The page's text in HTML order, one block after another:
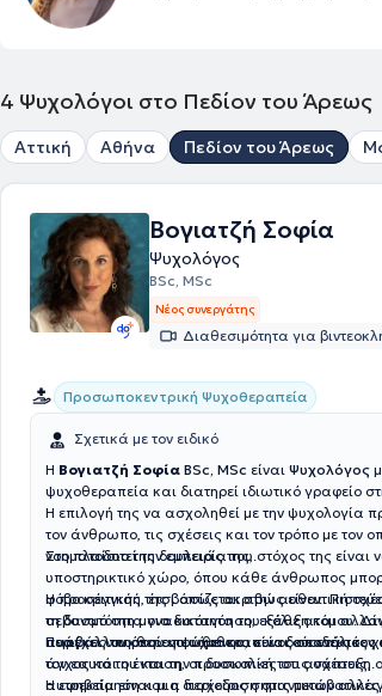
4 Ψυχολόγοι στο Πεδίον του Άρεως
Αττική Αθήνα Πεδίον του Άρεως
Βογιατζή Σοφία
Ψυχολόγος
BSc, MSc
Νέος συνεργάτης
Διαθεσιμότητα για
Προσωποκεντρική Ψυχοθεραπεία
Σχετικά με τον ειδικό
Η Βογιατζή Σοφία BSc, MSc είναι Ψυχολόγος
ψυχοθεραπεία και διατηρεί ιδιωτικό γραφείο
Η επιλογή της να ασχοληθεί με την ψυχολογία
τον άνθρωπο, τις σχέσεις και τον τρόπο με τον
νοηματοδοτεί την εμπειρία του.
Στο πλαίσιο της δουλειάς της, στόχος της
υποστηρικτικό χώρο, όπου κάθε άνθρωπος
φόβο κριτικής, έτσι όπως ακριβώς είναι.
τη δυνατότητα για κατανόηση, εξέλιξη και
περιβάλλον όπου νοιώθει και είναι αποδεκτός
Η προσέγγισή της βασίζεται στην αυθεντική
σεβασμό στη μοναδικότητα του κάθε ατόμου.
ανάγκες του θεραπευόμενου, συνοδεύοντάς τον
τον εαυτό του και την προσωπική του ανάπτυξη.
Παρέχει υπηρεσίες ψυχοθεραπείας σε
άγχος και η ένταση, οι δυσκολίες στις σχέσεις,
αυτοεκτίμηση και η διαχείριση στις
Η εφηβεία είναι μια περίοδος σημαντικών